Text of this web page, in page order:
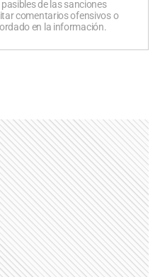
de las sanciones
comentarios ofensivos o
en la información.